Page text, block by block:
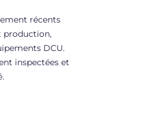
récents
production,
DCU.
inspectées et